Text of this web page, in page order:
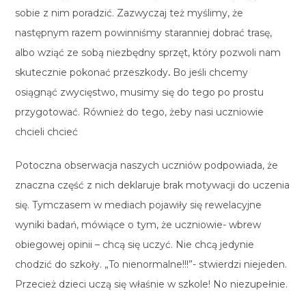
sobie z nim poradzić. Zazwyczaj też myślimy, że
następnym razem powinniśmy staranniej dobrać trasę,
albo wziąć ze sobą niezbędny sprzęt, który pozwoli nam
skutecznie pokonać przeszkody. Bo jeśli chcemy
osiągnąć zwycięstwo, musimy się do tego po prostu
przygotować. Również do tego, żeby nasi uczniowie
chcieli chcieć
Potoczna obserwacja naszych uczniów podpowiada, że
znaczna część z nich deklaruje brak motywacji do uczenia
się. Tymczasem w mediach pojawiły się rewelacyjne
wyniki badań, mówiące o tym, że uczniowie- wbrew
obiegowej opinii – chcą się uczyć. Nie chcą jedynie
chodzić do szkoły. „To nienormalne!!!”- stwierdzi niejeden.
Przecież dzieci uczą się właśnie w szkole! No niezupełnie.